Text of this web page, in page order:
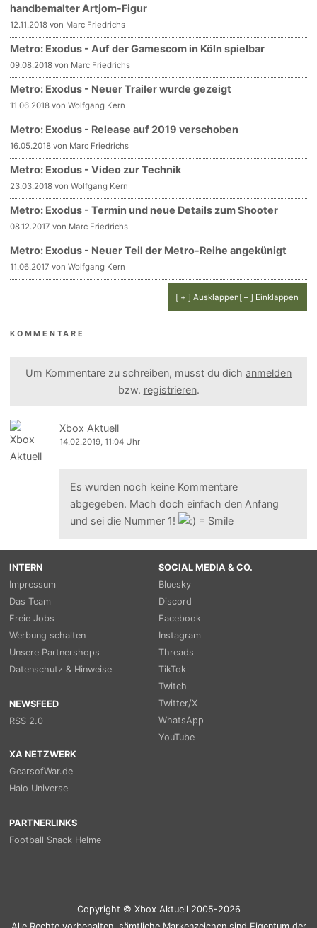
handbemalter Artjom-Figur
12.11.2018 von Marc Friedrichs
Metro: Exodus - Auf der Gamescom in Köln spielbar
09.08.2018 von Marc Friedrichs
Metro: Exodus - Neuer Trailer wurde gezeigt
11.06.2018 von Wolfgang Kern
Metro: Exodus - Release auf 2019 verschoben
16.05.2018 von Marc Friedrichs
Metro: Exodus - Video zur Technik
23.03.2018 von Wolfgang Kern
Metro: Exodus - Termin und neue Details zum Shooter
08.12.2017 von Marc Friedrichs
Metro: Exodus - Neuer Teil der Metro-Reihe angekünigt
11.06.2017 von Wolfgang Kern
[ + ] Ausklappen[ – ] Einklappen
KOMMENTARE
Um Kommentare zu schreiben, musst du dich anmelden
bzw. registrieren.
Xbox Aktuell
14.02.2019, 11:04 Uhr
Es wurden noch keine Kommentare
abgegeben. Mach doch einfach den Anfang
und sei die Nummer 1!
INTERN
Impressum
Das Team
Freie Jobs
Werbung schalten
Unsere Partnershops
Datenschutz & Hinweise
NEWSFEED
RSS 2.0
SOCIAL MEDIA & CO.
Bluesky
Discord
Facebook
Instagram
Threads
TikTok
Twitch
Twitter/X
WhatsApp
YouTube
XA NETZWERK
GearsofWar.de
Halo Universe
PARTNERLINKS
Football Snack Helme
Copyright © Xbox Aktuell 2005-2026